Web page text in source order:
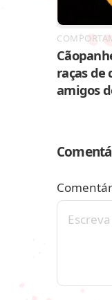
raças de
amigos